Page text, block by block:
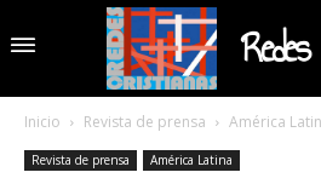
Inicio Revista de prensa América
Revista de prensa América Latina